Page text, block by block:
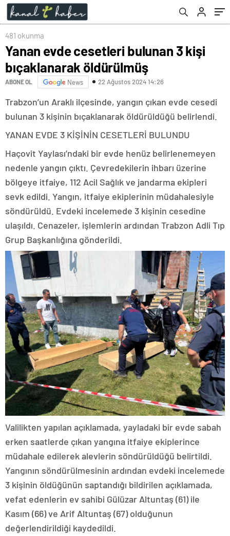
481 okunma
Yanan evde cesetleri bulunan 3 kişi
bıçaklanarak öldürülmüş
ABONE OL News 22 Ağustos 2024 14:26
Trabzon’un Araklı ilçesinde, yangın çıkan evde cesedi
bulunan 3 kişinin bıçaklanarak öldürüldüğü belirlendi.
YANAN EVDE 3 KİŞİNİN CESETLERİ BULUNDU
Haçovit Yaylası’ndaki bir evde henüz belirlenemeyen
nedenle yangın çıktı. Çevredekilerin ihbarı üzerine
bölgeye itfaiye, 112 Acil Sağlık ve jandarma ekipleri
sevk edildi. Yangın, itfaiye ekiplerinin müdahalesiyle
söndürüldü. Evdeki incelemede 3 kişinin cesedine
ulaşıldı. Cenazeler, işlemlerin ardından Trabzon Adli Tıp
Grup Başkanlığına gönderildi.
Valilikten yapılan açıklamada, yayladaki bir evde sabah
erken saatlerde çıkan yangına itfaiye ekiplerince
müdahale edilerek alevlerin söndürüldüğü belirtildi.
Yangının söndürülmesinin ardından evdeki incelemede
3 kişinin öldüğünün saptandığı bildirilen açıklamada,
vefat edenlerin ev sahibi Gülüzar Altuntaş (61) ile
Kasım (66) ve Arif Altuntaş (67) olduğunun
değerlendirildiği kaydedildi.